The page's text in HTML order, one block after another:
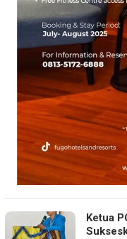
Ketua